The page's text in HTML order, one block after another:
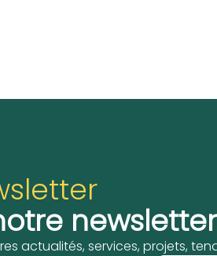
newsletter
actualités, services, projets,